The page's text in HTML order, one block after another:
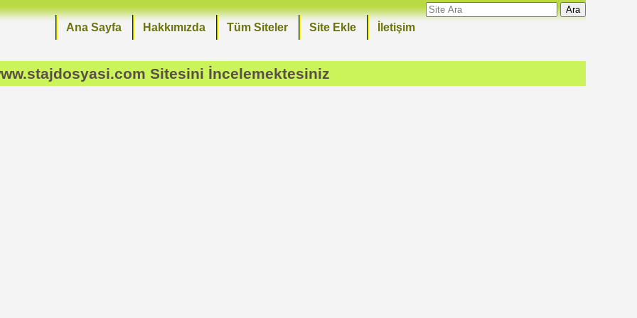
Ara
İletişim
Site Ekle
Tüm Siteler
Hakkımızda
Ana Sayfa
Sitesini İncelemektesiniz